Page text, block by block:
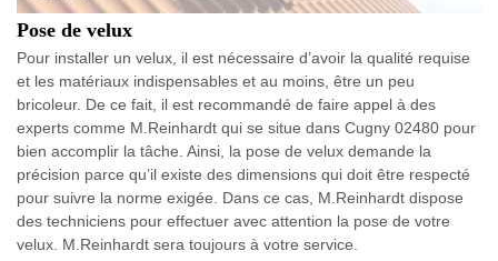
Pose de velux
Pour installer un velux, il est nécessaire d’avoir la qualité requise
et les matériaux indispensables et au moins, être un peu
bricoleur. De ce fait, il est recommandé de faire appel à des
experts comme M.Reinhardt qui se situe dans Cugny 02480 pour
bien accomplir la tâche. Ainsi, la pose de velux demande la
précision parce qu’il existe des dimensions qui doit être respecté
pour suivre la norme exigée. Dans ce cas, M.Reinhardt dispose
des techniciens pour effectuer avec attention la pose de votre
velux. M.Reinhardt sera toujours à votre service.